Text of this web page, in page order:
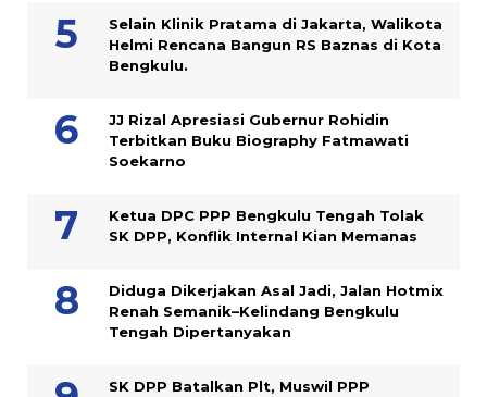
Selain Klinik Pratama di Jakarta, Walikota
Helmi Rencana Bangun RS Baznas di Kota
Bengkulu.
JJ Rizal Apresiasi Gubernur Rohidin
Terbitkan Buku Biography Fatmawati
Soekarno
Ketua DPC PPP Bengkulu Tengah Tolak
SK DPP, Konflik Internal Kian Memanas
Diduga Dikerjakan Asal Jadi, Jalan Hotmix
Renah Semanik–Kelindang Bengkulu
Tengah Dipertanyakan
SK DPP Batalkan Plt, Muswil PPP